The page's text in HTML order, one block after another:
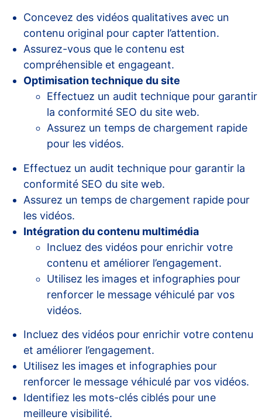
Concevez des vidéos qualitatives avec un
contenu original pour capter l’attention.
Assurez-vous que le contenu est
compréhensible et engageant.
Optimisation technique du site
Effectuez un audit technique pour garantir
la conformité SEO du site web.
Assurez un temps de chargement rapide
pour les vidéos.
Effectuez un audit technique pour garantir la
conformité SEO du site web.
Assurez un temps de chargement rapide pour
les vidéos.
Intégration du contenu multimédia
Incluez des vidéos pour enrichir votre
contenu et améliorer l’engagement.
Utilisez les images et infographies pour
renforcer le message véhiculé par vos
vidéos.
Incluez des vidéos pour enrichir votre contenu
et améliorer l’engagement.
Utilisez les images et infographies pour
renforcer le message véhiculé par vos vidéos.
Identifiez les mots-clés ciblés pour une
meilleure visibilité.